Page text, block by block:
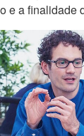
e a finalidade